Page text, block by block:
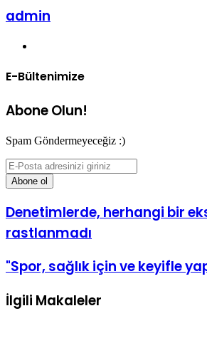
admin
E-Bültenimize
Abone Olun!
Spam Göndermeyeceğiz :)
E-
Posta
adresinizi
Denetimlerde, herhangi bir
rastlanmadı
"Spor, sağlık için ve keyifle
İlgili Makaleler